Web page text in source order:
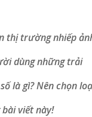
thị trường nhiếp
dùng những trải
là gì? Nên chọn
viết này!